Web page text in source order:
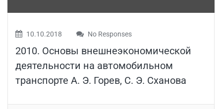
10.10.2018 No Responses
2010. Основы внешнеэкономической
деятельности на автомобильном
транспорте А. Э. Горев, С. Э. Сханова